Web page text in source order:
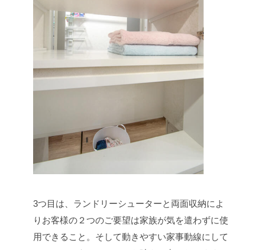
3つ目は、ランドリーシューターと両面収納によ
りお客様の２つのご要望は家族が気を遣わずに使
用できること。そして動きやすい家事動線にして